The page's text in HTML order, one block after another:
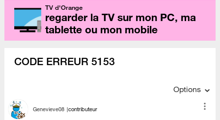
TV d'Orange
regarder la TV sur mon PC, ma
tablette ou mon mobile
CODE ERREUR 5153
Options
Genevieve08 contributeur